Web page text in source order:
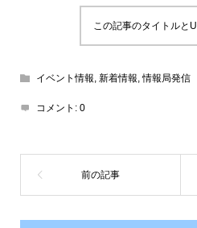
この記事のタイトルと
イベント情報, 新着情報,情報局発信
コメント: 0